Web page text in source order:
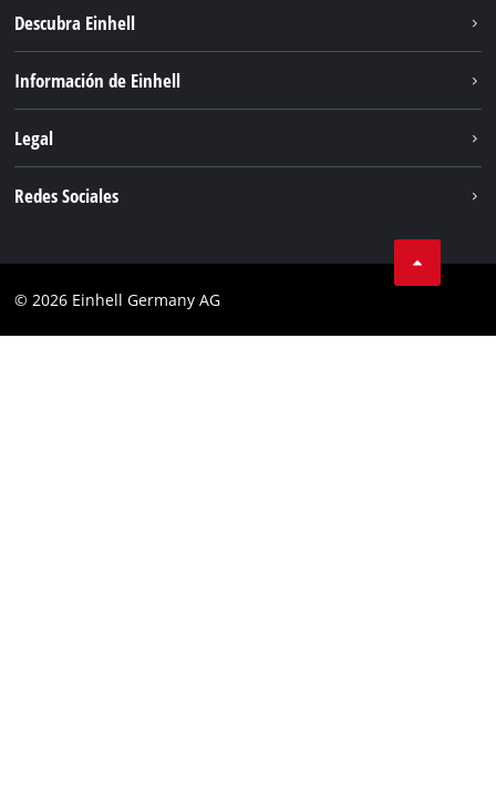
Descubra Einhell
Información de Einhell
Einhell global
Legal
Redes Sociales
© 2026 Einhell Germany AG